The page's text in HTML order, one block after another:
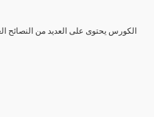
الكورس يحتوى على العديد من النصائح